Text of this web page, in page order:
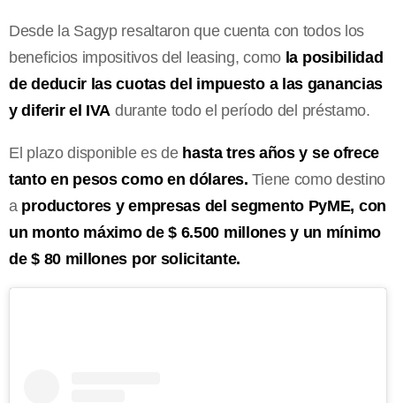
Desde la Sagyp resaltaron que cuenta con todos los
beneficios impositivos del leasing, como la posibilidad
de deducir las cuotas del impuesto a las ganancias
y diferir el IVA durante todo el período del préstamo.
El plazo disponible es de hasta tres años y se ofrece
tanto en pesos como en dólares. Tiene como destino
a productores y empresas del segmento PyME, con
un monto máximo de $ 6.500 millones y un mínimo
de $ 80 millones por solicitante.